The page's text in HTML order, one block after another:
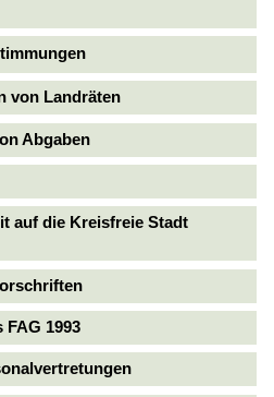
von Landräten
Abgaben
auf die Kreisfreie Stadt
FAG 1993